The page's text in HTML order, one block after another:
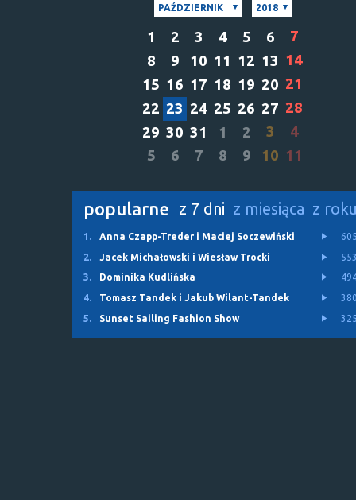
PAŹDZIERNIK 2018
1 2 3 4 5 6
7
8
9 10 11 12 13 14
15 16 17 18 19 20 21
22 23 24 25 26 27 28
29 30 31 1 2 3
4
5
6 7 8 9 10 11
popularne z 7 dni z miesiąca z
1. Anna Czapp-Treder i Maciej Soczewiński
2.
Jacek Michałowski i Wiesław Trocki
3.
Dominika Kudlińska
4.
Tomasz Tandek i Jakub Wilant-Tandek
5.
Sunset Sailing Fashion Show